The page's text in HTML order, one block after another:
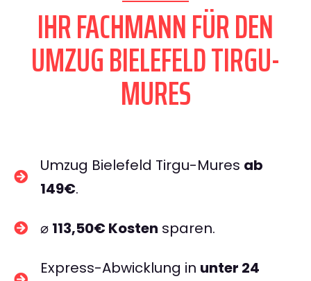
IHR FACHMANN FÜR DEN
UMZUG BIELEFELD TIRGU-
MURES
Umzug Bielefeld Tirgu-Mures ab
149€.
⌀ 113,50€ Kosten sparen.
Express-Abwicklung in unter 24